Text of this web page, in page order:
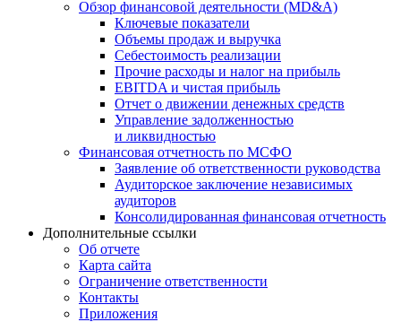
Обзор финансовой деятельности (MD&A)
Ключевые показатели
Объемы продаж и выручка
Себестоимость реализации
Прочие расходы и налог на прибыль
EBITDA и чистая прибыль
Отчет о движении денежных средств
Управление задолженностью
и ликвидностью
Финансовая отчетность по МСФО
Заявление об ответственности руководства
Аудиторское заключение независимых
аудиторов
Консолидированная финансовая отчетность
Дополнительные ссылки
Об отчете
Карта сайта
Ограничение ответственности
Контакты
Приложения